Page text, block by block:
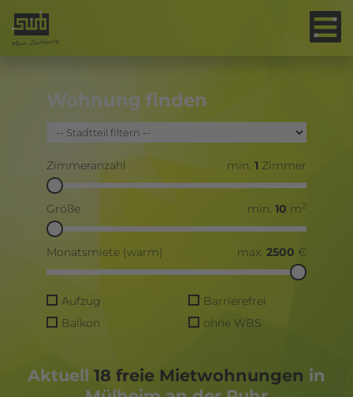
Wohnung finden
Zimmeranzahl min. 1 Zimmer
Größe min. 10 m2
Monatsmiete (warm) max. 2500 €
Aufzug
Balkon
Barrierefrei
ohne WBS
Aktuell 18 freie Miet­woh­nungen in